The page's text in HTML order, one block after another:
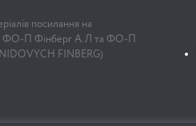
посилання на
ФО-П Фінберг А.Л та ФО-П
FINBERG)